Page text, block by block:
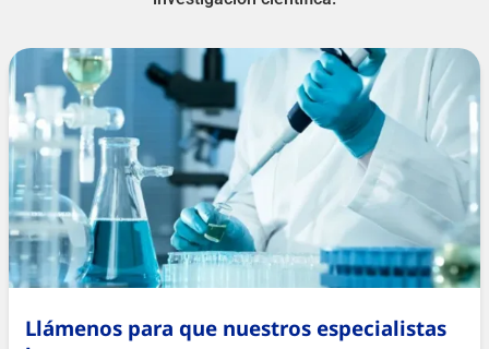
Llámenos para que nuestros especialistas